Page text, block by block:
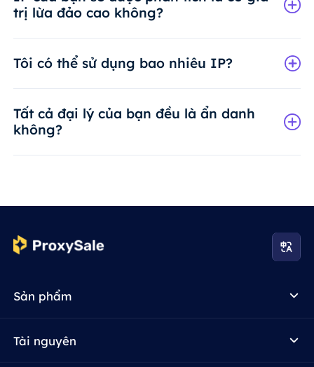
trị lừa đảo cao không?
Tôi có thể sử dụng bao nhiêu IP?
Tất cả đại lý của bạn đều là ẩn danh
không?
Sản phẩm
Tài nguyên